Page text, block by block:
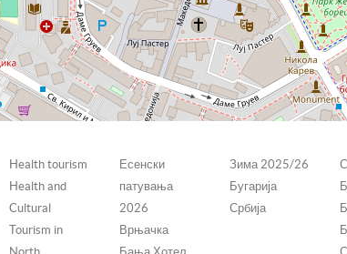
Health tourism
Health and
Cultural
Tourism in
Есенски
патувања
2026
Врњачка
Зима 2025/26
Бугарија
Србија